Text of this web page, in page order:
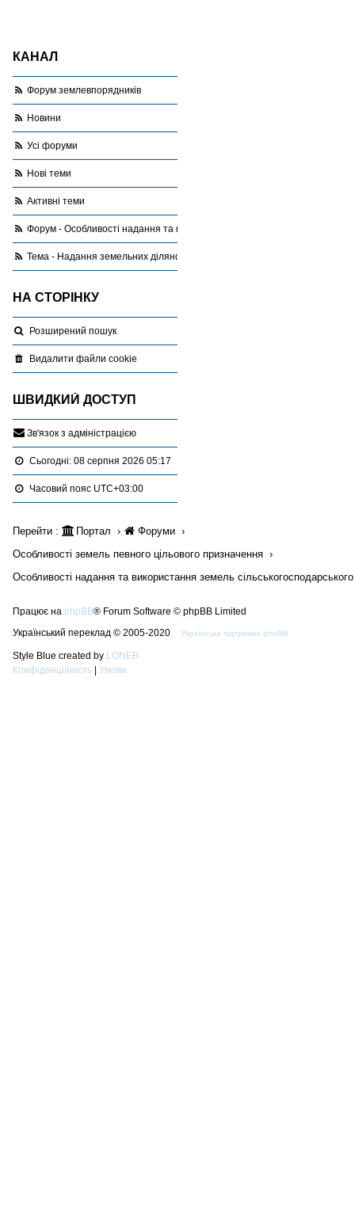
КАНАЛ
Форум землевпорядників
Новини
Усі форуми
Нові теми
Активні теми
Форум - Особливості надання та використання земель
Тема - Надання земельних ділянок для городництва
НА СТОРІНКУ
Розширений пошук
Видалити файли cookie
ШВИДКИЙ ДОСТУП
Зв'язок з адміністрацією
Сьогодні: 08 серпня 2026 05:17
Часовий пояс UTC+03:00
Перейти : Портал
Форуми
Особливості земель певного цільового призначення
Особливості надання та використання земель
Працює на phpBB® Forum Software © phpBB Limited
Український переклад © 2005-2020
Українська підтримка phpBB
Style Blue created by LONER
Конфіденційність| Умови